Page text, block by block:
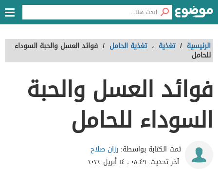
الرئيسية / تغذية ، تغذية الحامل / فوائد العسل والحبة السوداء
للحامل
فوائد العسل والحبة
السوداء للحامل
تمت الكتابة بواسطة: رزان صلاح
آخر تحديث: ٠٨:٤٩ ، ١٤ أبريل ٢٠٢٢